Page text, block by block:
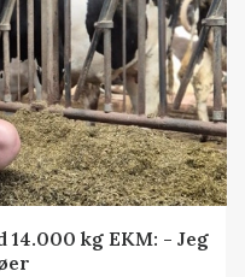
kg EKM: - Jeg